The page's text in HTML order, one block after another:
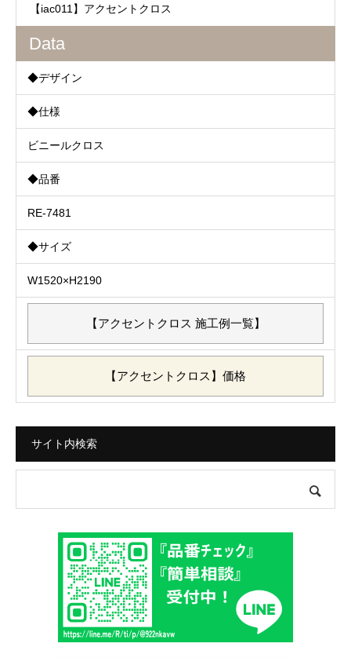
【iac011】アクセントクロス
Data
◆デザイン
◆仕様
ビニールクロス
◆品番
RE-7481
◆サイズ
W1520×H2190
【アクセントクロス 施工例一覧】
【アクセントクロス】価格
サイト内検索